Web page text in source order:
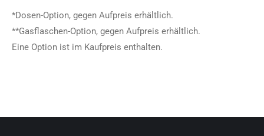
*Dosen-Option, gegen Aufpreis erhältlich.
**Gasflaschen-Option, gegen Aufpreis erhältlich.
Eine Option ist im Kaufpreis enthalten.